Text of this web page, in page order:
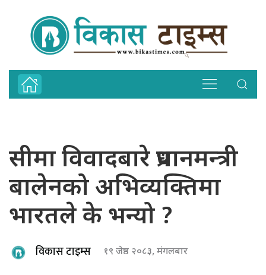
सीमा विवादबारे प्रधानमन्त्री
बालेनको अभिव्यक्तिमा
भारतले के भन्यो ?
विकास टाइम्स १९ जेष्ठ २०८३, मंगलबार